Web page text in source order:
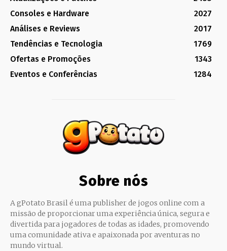
Consoles e Hardware
2027
Análises e Reviews
2017
Tendências e Tecnologia
1769
Ofertas e Promoções
1343
Eventos e Conferências
1284
Sobre nós
A gPotato Brasil é uma publisher de jogos online com a
missão de proporcionar uma experiência única, segura e
divertida para jogadores de todas as idades, promovendo
uma comunidade ativa e apaixonada por aventuras no
mundo virtual.